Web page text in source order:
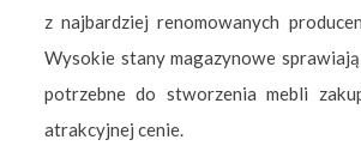
z najbardziej renomowanych
Wysokie stany magazynowe
potrzebne do stworzenia mebli
atrakcyjnej cenie.